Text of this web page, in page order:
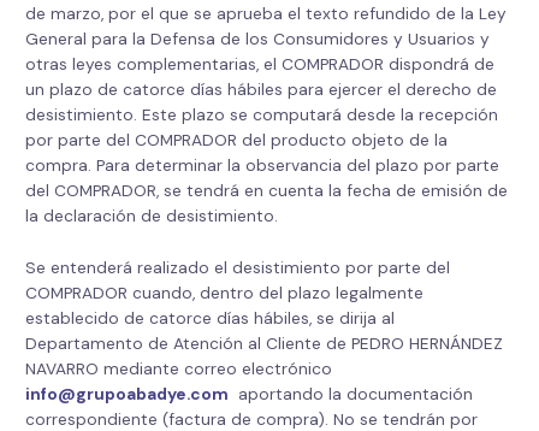
de marzo, por el que se aprueba el texto refundido de la Ley
General para la Defensa de los Consumidores y Usuarios y
otras leyes complementarias, el COMPRADOR dispondrá de
un plazo de catorce días hábiles para ejercer el derecho de
desistimiento. Este plazo se computará desde la recepción
por parte del COMPRADOR del producto objeto de la
compra. Para determinar la observancia del plazo por parte
del COMPRADOR, se tendrá en cuenta la fecha de emisión de
la declaración de desistimiento.
Se entenderá realizado el desistimiento por parte del
COMPRADOR cuando, dentro del plazo legalmente
establecido de catorce días hábiles, se dirija al
Departamento de Atención al Cliente de PEDRO HERNÁNDEZ
NAVARRO mediante correo electrónico
info@grupoabadye.com aportando la documentación
correspondiente (factura de compra). No se tendrán por